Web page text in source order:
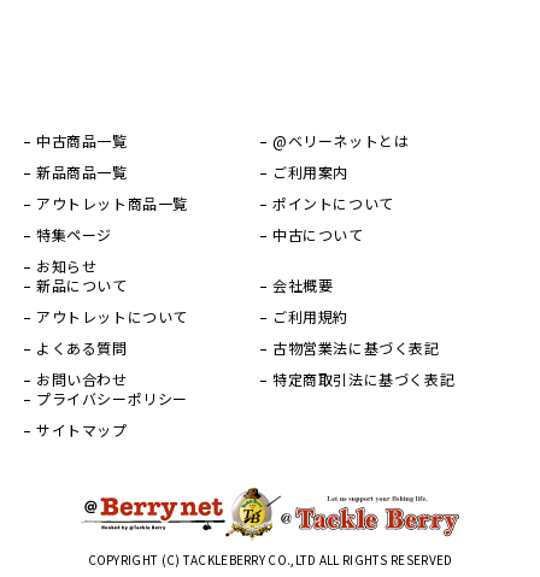
中古商品一覧
新品商品一覧
アウトレット商品一覧
特集ページ
お知らせ
@ベリーネットとは
ご利用案内
ポイントについて
中古について
新品について
アウトレットについて
よくある質問
お問い合わせ
会社概要
ご利用規約
古物営業法に基づく表記
特定商取引法に基づく表記
プライバシーポリシー
サイトマップ
COPYRIGHT (C) TACKLEBERRY CO.,LTD ALL RIGHTS RESERVED